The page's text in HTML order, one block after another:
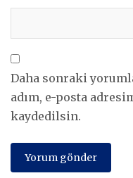
Daha sonraki
adım, e-posta
kaydedilsin.